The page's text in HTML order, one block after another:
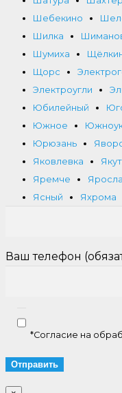
Шебекино
Шилка
Шумиха
Щорс
Электроугли
Юбилейный
Южное
Юрюзань
Яковлевка
Яремче
Ясный
Яхрома
Ваш телефон
*Согласие на